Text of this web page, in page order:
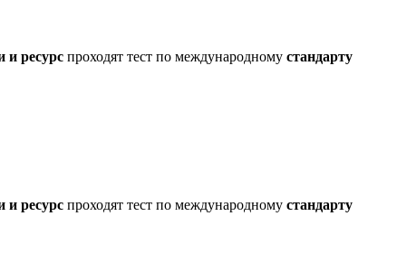
и ресурс проходят тест по международному стандарту
и ресурс проходят тест по международному стандарту